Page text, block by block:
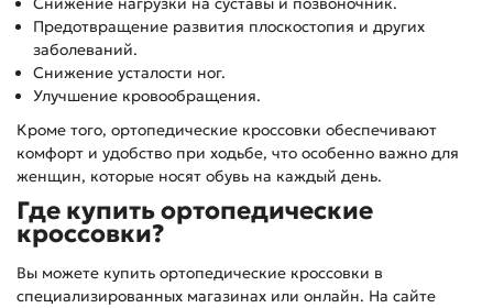
Предотвращение развития плоскостопия и других
заболеваний.
Снижение усталости ног.
Улучшение кровообращения.
Кроме того, ортопедические кроссовки обеспечивают
комфорт и удобство при ходьбе, что особенно важно для
женщин, которые носят обувь на каждый день.
Где купить ортопедические
кроссовки?
Вы можете купить ортопедические кроссовки в
специализированных магазинах или онлайн. На сайте